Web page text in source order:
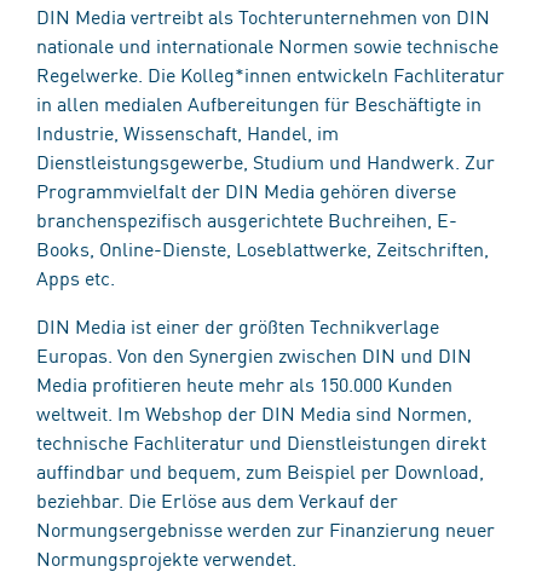
DIN Media vertreibt als Tochterunternehmen von DIN
nationale und internationale Normen sowie technische
Regelwerke. Die Kolleg*innen entwickeln Fachliteratur
in allen medialen Aufbereitungen für Beschäftigte in
Industrie, Wissenschaft, Handel, im
Dienstleistungsgewerbe, Studium und Handwerk. Zur
Programmvielfalt der DIN Media gehören diverse
branchenspezifisch ausgerichtete Buchreihen, E-
Books, Online-Dienste, Loseblattwerke, Zeitschriften,
Apps etc.
DIN Media ist einer der größten Technikverlage
Europas. Von den Synergien zwischen DIN und DIN
Media profitieren heute mehr als 150.000 Kunden
weltweit. Im Webshop der DIN Media sind Normen,
technische Fachliteratur und Dienstleistungen direkt
auffindbar und bequem, zum Beispiel per Download,
beziehbar. Die Erlöse aus dem Verkauf der
Normungsergebnisse werden zur Finanzierung neuer
Normungsprojekte verwendet.